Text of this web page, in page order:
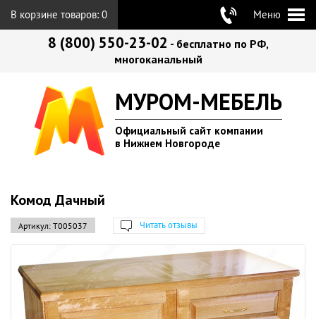
В корзине товаров: 0 Меню
8 (800) 550-23-02 - бесплатно по РФ,
многоканальный
МУРОМ-МЕБЕЛЬ
Официальный сайт компании
в Нижнем Новгороде
Комод Дачный
Артикул: Т005037 Читать отзывы